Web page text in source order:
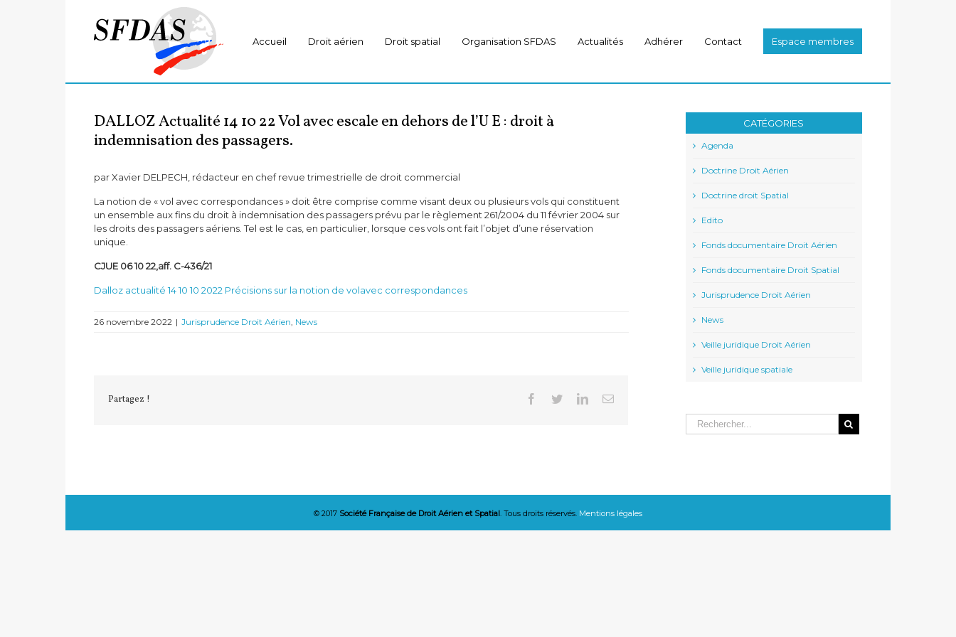
Accueil Droit aérien Droit spatial Organisation SFDAS Actualités Adhérer Contact Espace membres
DALLOZ Actualité 14 10 22 Vol avec escale en dehors de l’U E : droit à
indemnisation des passagers.
par Xavier DELPECH, rédacteur en chef revue trimestrielle de droit commercial
La notion de « vol avec correspondances » doit être comprise comme visant deux ou plusieurs vols qui constituent
un ensemble aux fins du droit à indemnisation des passagers prévu par le règlement 261/2004 du 11 février 2004 sur
les droits des passagers aériens. Tel est le cas, en particulier, lorsque ces vols ont fait l’objet d’une réservation
unique.
CJUE 06 10 22,aff. C-436/21
Dalloz actualité 14 10 10 2022 Précisions sur la notion de volavec correspondances
26 novembre 2022 | Jurisprudence Droit Aérien, News
Partagez ! Facebook
TwitterLinkedinEmail
CATÉGORIES
Agenda
Doctrine Droit Aérien
Doctrine droit Spatial
Edito
Fonds documentaire Droit Aérien
Fonds documentaire Droit Spatial
Jurisprudence Droit Aérien
News
Veille juridique Droit Aérien
Veille juridique spatiale
© 2017 Société Française de Droit Aérien et Spatial. Tous droits réservés. Mentions légales